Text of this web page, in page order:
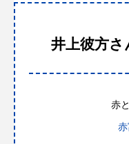
井上彼方さ
赤